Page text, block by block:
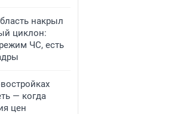
накрыл
циклон:
ЧС, есть
— когда
цен